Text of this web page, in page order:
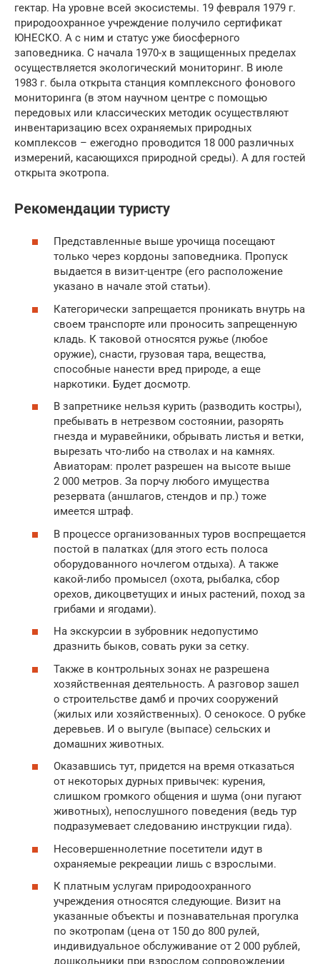
гектар. На уровне всей экосистемы. 19 февраля 1979 г.
природоохранное учреждение получило сертификат
ЮНЕСКО. А с ним и статус уже биосферного
заповедника. С начала 1970-х в защищенных пределах
осуществляется экологический мониторинг. В июле
1983 г. была открыта станция комплексного фонового
мониторинга (в этом научном центре с помощью
передовых или классических методик осуществляют
инвентаризацию всех охраняемых природных
комплексов – ежегодно проводится 18 000 различных
измерений, касающихся природной среды). А для гостей
открыта экотропа.
Рекомендации туристу
Представленные выше урочища посещают
только через кордоны заповедника. Пропуск
выдается в визит-центре (его расположение
указано в начале этой статьи).
Категорически запрещается проникать внутрь на
своем транспорте или проносить запрещенную
кладь. К таковой относятся ружье (любое
оружие), снасти, грузовая тара, вещества,
способные нанести вред природе, а еще
наркотики. Будет досмотр.
В запретнике нельзя курить (разводить костры),
пребывать в нетрезвом состоянии, разорять
гнезда и муравейники, обрывать листья и ветки,
вырезать что-либо на стволах и на камнях.
Авиаторам: пролет разрешен на высоте выше
2 000 метров. За порчу любого имущества
резервата (аншлагов, стендов и пр.) тоже
имеется штраф.
В процессе организованных туров воспрещается
постой в палатках (для этого есть полоса
оборудованного ночлегом отдыха). А также
какой-либо промысел (охота, рыбалка, сбор
орехов, дикоцветущих и иных растений, поход за
грибами и ягодами).
На экскурсии в зубровник недопустимо
дразнить быков, совать руки за сетку.
Также в контрольных зонах не разрешена
хозяйственная деятельность. А разговор зашел
о строительстве дамб и прочих сооружений
(жилых или хозяйственных). О сенокосе. О рубке
деревьев. И о выгуле (выпасе) сельских и
домашних животных.
Оказавшись тут, придется на время отказаться
от некоторых дурных привычек: курения,
слишком громкого общения и шума (они пугают
животных), непослушного поведения (ведь тур
подразумевает следованию инструкции гида).
Несовершеннолетние посетители идут в
охраняемые рекреации лишь с взрослыми.
К платным услугам природоохранного
учреждения относятся следующие. Визит на
указанные объекты и познавательная прогулка
по экотропам (цена от 150 до 800 рулей,
индивидуальное обслуживание от 2 000 рублей,
дошкольники при взрослом сопровождении